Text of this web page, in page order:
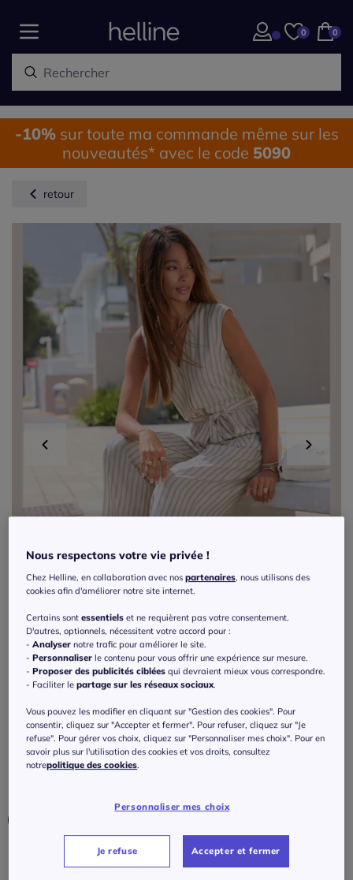
0 0
-10%sur toute ma commande même sur les
nouveautés* avec le code 5090
retour
Combinaison courte avec patte de
boutonnage et ceinture à nouer
Réf : 507.333.006
Nous respectons votre vie privée !
Chez Helline, en collaboration avec nospartenaires, nous utilisons des
cookies afin d'améliorer notre site internet.
Certains sontessentiels et ne requièrent pas votre consentement.
D'autres, optionnels, nécessitent votre accord pour :
-Analyser notre trafic pour améliorer le site.
-Personnaliser le contenu pour vous offrir une expérience sur mesure.
-Proposer des publicités ciblées qui devraient mieux vous correspondre.
- Faciliter lepartage sur les réseaux sociaux.
Vous pouvez les modifier en cliquant sur "Gestion des cookies". Pour
consentir, cliquez sur "Accepter et fermer". Pour refuser, cliquez sur "Je
refuse". Pour gérer vos choix, cliquez sur "Personnaliser mes choix". Pour en
savoir plus sur l'utilisation des cookies et vos droits, consultez
notrepolitique des cookies.
Personnaliser mes choix
Je refuse Accepter et fermer